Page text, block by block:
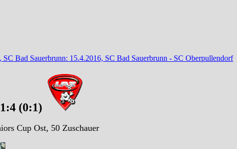
SC Bad Sauerbrunn: 15.4.2016, SC Bad Sauerbrunn - SC Oberpullendorf
(0:1)
Cup Ost, 50 Zuschauer